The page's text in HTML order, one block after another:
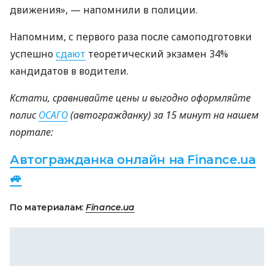
движения», — напомнили в полиции.
Напомним, с первого раза после самоподготовки
успешносдают теоретический экзамен 34%
кандидатов в водители.
Кстати, сравнивайте цены и выгодно оформляйте
полисОСАГО(автогражданку) за 15 минут на нашем
портале:
Автогражданка онлайн на Finance.ua
🚙
По материалам: Finance.ua